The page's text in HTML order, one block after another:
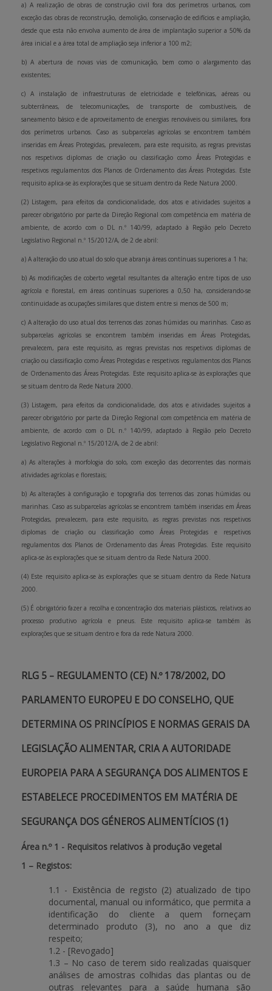
a) A realização de obras de construção civil fora dos perímetros urbanos, com
exceção das obras de reconstrução, demolição, conservação de edifícios e ampliação,
desde que esta não envolva aumento de área de implantação superior a 50% da
área inicial e a área total de ampliação seja inferior a 100 m2;
b) A abertura de novas vias de comunicação, bem como o alargamento das
existentes;
c) A instalação de infraestruturas de eletricidade e telefónicas, aéreas ou
subterrâneas, de telecomunicações, de transporte de combustíveis, de
saneamento básico e de aproveitamento de energias renováveis ou similares, fora
dos perímetros urbanos. Caso as subparcelas agrícolas se encontrem também
inseridas em Áreas Protegidas, prevalecem, para este requisito, as regras previstas
nos respetivos diplomas de criação ou classificação como Áreas Protegidas e
respetivos regulamentos dos Planos de Ordenamento das Áreas Protegidas. Este
requisito aplica-se às explorações que se situam dentro da Rede Natura 2000.
(2) Listagem, para efeitos da condicionalidade, dos atos e atividades sujeitos a
parecer obrigatório por parte da Direção Regional com competência em matéria de
ambiente, de acordo com o DL n.º 140/99, adaptado à Região pelo Decreto
Legislativo Regional n.º 15/2012/A, de 2 de abril:
a) A alteração do uso atual do solo que abranja áreas contínuas superiores a 1 ha;
b) As modificações de coberto vegetal resultantes da alteração entre tipos de uso
agrícola e florestal, em áreas contínuas superiores a 0,50 ha, considerando-se
continuidade as ocupações similares que distem entre si menos de 500 m;
c) A alteração do uso atual dos terrenos das zonas húmidas ou marinhas. Caso as
subparcelas agrícolas se encontrem também inseridas em Áreas Protegidas,
prevalecem, para este requisito, as regras previstas nos respetivos diplomas de
criação ou classificação como Áreas Protegidas e respetivos regulamentos dos Planos
de Ordenamento das Áreas Protegidas. Este requisito aplica-se às explorações que
se situam dentro da Rede Natura 2000.
(3) Listagem, para efeitos da condicionalidade, dos atos e atividades sujeitos a
parecer obrigatório por parte da Direção Regional com competência em matéria de
ambiente, de acordo com o DL n.º 140/99, adaptado à Região pelo Decreto
Legislativo Regional n.º 15/2012/A, de 2 de abril:
a) As alterações à morfologia do solo, com exceção das decorrentes das normais
atividades agrícolas e florestais;
b) As alterações à configuração e topografia dos terrenos das zonas húmidas ou
marinhas. Caso as subparcelas agrícolas se encontrem também inseridas em Áreas
Protegidas, prevalecem, para este requisito, as regras previstas nos respetivos
diplomas de criação ou classificação como Áreas Protegidas e respetivos
regulamentos dos Planos de Ordenamento das Áreas Protegidas. Este requisito
aplica-se às explorações que se situam dentro da Rede Natura 2000.
(4) Este requisito aplica-se às explorações que se situam dentro da Rede Natura
2000.
(5) É obrigatório fazer a recolha e concentração dos materiais plásticos, relativos ao
processo produtivo agrícola e pneus. Este requisito aplica-se também às
explorações que se situam dentro e fora da rede Natura 2000.
RLG 5 – REGULAMENTO (CE) N.º 178/2002, DO
PARLAMENTO EUROPEU E DO CONSELHO, QUE
DETERMINA OS PRINCÍPIOS E NORMAS GERAIS DA
LEGISLAÇÃO ALIMENTAR, CRIA A AUTORIDADE
EUROPEIA PARA A SEGURANÇA DOS ALIMENTOS E
ESTABELECE PROCEDIMENTOS EM MATÉRIA DE
SEGURANÇA DOS GÉNEROS ALIMENTÍCIOS (1)
Área n.º 1 - Requisitos relativos à produção vegetal
1 – Registos:
1.1 - Existência de registo (2) atualizado de tipo
documental, manual ou informático, que permita a
identificação do cliente a quem forneçam
determinado produto (3), no ano a que diz
respeito;
1.2 - [Revogado]
1.3 – No caso de terem sido realizadas quaisquer
análises de amostras colhidas das plantas ou de
outras relevantes para a saúde humana são